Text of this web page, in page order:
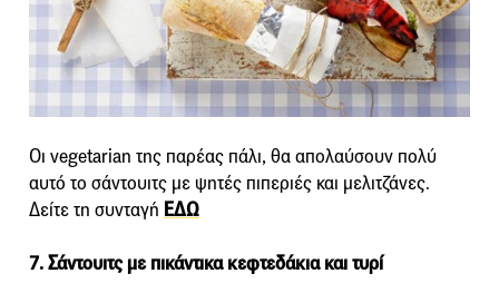
Οι vegetarian της παρέας πάλι, θα απολαύσουν πολύ
αυτό το σάντουιτς με ψητές πιπεριές και μελιτζάνες.
Δείτε τη συνταγή ΕΔΩ
7. Σάντουιτς με πικάντικα κεφτεδάκια και τυρί